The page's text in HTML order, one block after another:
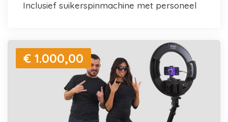
inclusief suikerspinmachine met personeel
€ 1.000,00